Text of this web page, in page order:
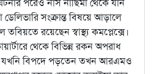
ডেলিভারি সংক্রান্ত বিষয়ে আড়ালে
রয়েছেন স্বাস্থ্য কমপ্লেক্সে।
থেকে বিভিন্ন রকন অপরাধ
যখনি বিপদে পড়তেন তখন আরএমও